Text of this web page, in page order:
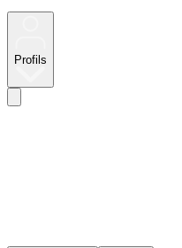
Profils